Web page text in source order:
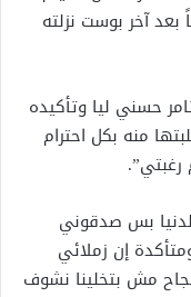
آخر بوست نزلته
حسني ليا وتأكيده
منه بكل احترام
بس صدقوني
إن زملائي
مش بتخلينا نشوف